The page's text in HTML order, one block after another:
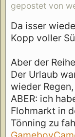
gepostet von
Da isser
Kopp voller
Aber der
Der Urlaub
wieder
ABER: ich
Flohmarkt in
Tönning zu